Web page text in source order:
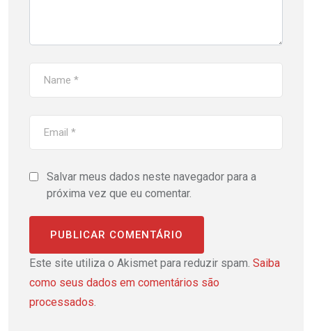
Salvar meus dados neste navegador para a
próxima vez que eu comentar.
Este site utiliza o Akismet para reduzir spam. Saiba
como seus dados em comentários são
processados.